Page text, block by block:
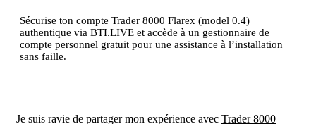
Sécurise ton compte Trader 8000 Flarex (model 0.4)
authentique via BTI.LIVE et accède à un gestionnaire de
compte personnel gratuit pour une assistance à l’installation
sans faille.
Je suis ravie de partager mon expérience avec Trader 8000